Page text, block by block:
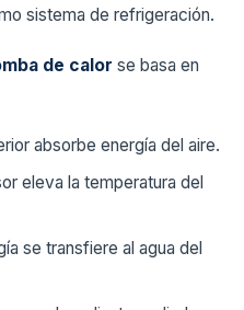
sistema de refrigeración.
de calor se basa en
absorbe energía del aire.
eleva la temperatura del
se transfiere al agua del